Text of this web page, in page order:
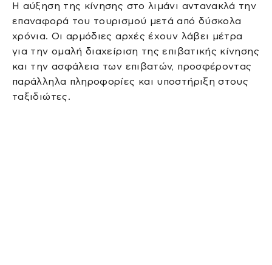
Η αύξηση της κίνησης στο λιμάνι αντανακλά την
επαναφορά του τουρισμού μετά από δύσκολα
χρόνια. Οι αρμόδιες αρχές έχουν λάβει μέτρα
για την ομαλή διαχείριση της επιβατικής κίνησης
και την ασφάλεια των επιβατών, προσφέροντας
παράλληλα πληροφορίες και υποστήριξη στους
ταξιδιώτες.